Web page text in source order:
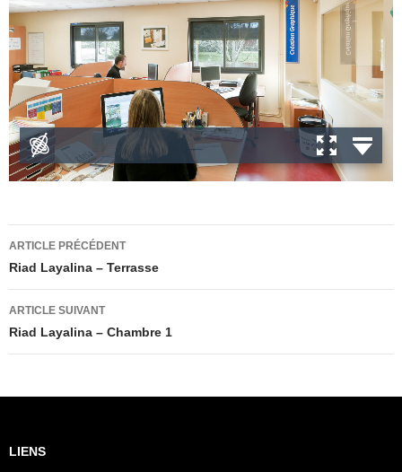
Navigation
des
articles
ARTICLE PRÉCÉDENT
Riad Layalina – Terrasse
ARTICLE SUIVANT
Riad Layalina – Chambre 1
LIENS